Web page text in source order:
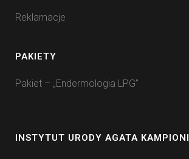
Reklamacje
PAKIETY
Pakiet – „Endermologia LPG”
INSTYTUT URODY AGATA KAMPIONI